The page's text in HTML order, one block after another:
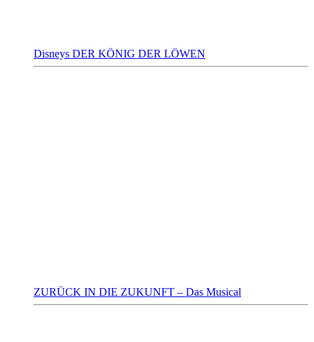
Disneys DER KÖNIG DER LÖWEN
ZURÜCK IN DIE ZUKUNFT – Das Musical